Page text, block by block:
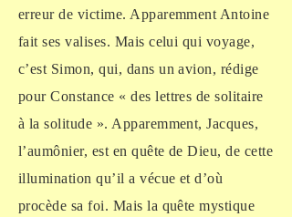
erreur de victime. Apparemment Antoine
fait ses valises. Mais celui qui voyage,
c’est Simon, qui, dans un avion, rédige
pour Constance « des lettres de solitaire
à la solitude ». Apparemment, Jacques,
l’aumônier, est en quête de Dieu, de cette
illumination qu’il a vécue et d’où
procède sa foi. Mais la quête mystique